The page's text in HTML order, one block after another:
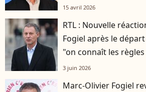
15 avril 2026
RTL : Nouvelle
Fogiel après le
"on connaît les
3 juin 2026
Marc-Olivier Fogiel